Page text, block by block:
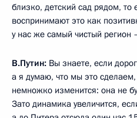
близко, детский сад рядом, то
воспринимают это как
у нас же самый чистый регион
В.Путин: Вы знаете, если
а я думаю, что мы это
немножко изменится: она не
Зато динамика увеличится,